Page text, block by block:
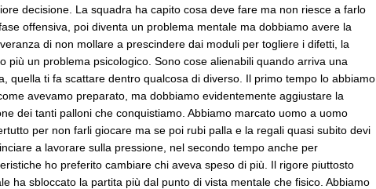
decisione. La squadra ha capito cosa deve fare ma non riesce a farlo
offensiva, poi diventa un problema mentale ma dobbiamo avere la
di non mollare a prescindere dai moduli per togliere i difetti, la
più un problema psicologico. Sono cose alienabili quando arriva una
quella ti fa scattare dentro qualcosa di diverso. Il primo tempo lo abbiamo
avevamo preparato, ma dobbiamo evidentemente aggiustare la
dei tanti palloni che conquistiamo. Abbiamo marcato uomo a uomo
per non farli giocare ma se poi rubi palla e la regali quasi subito devi
a lavorare sulla pressione, nel secondo tempo anche per
ho preferito cambiare chi aveva speso di più. Il rigore piuttosto
ha sbloccato la partita più dal punto di vista mentale che fisico. Abbiamo